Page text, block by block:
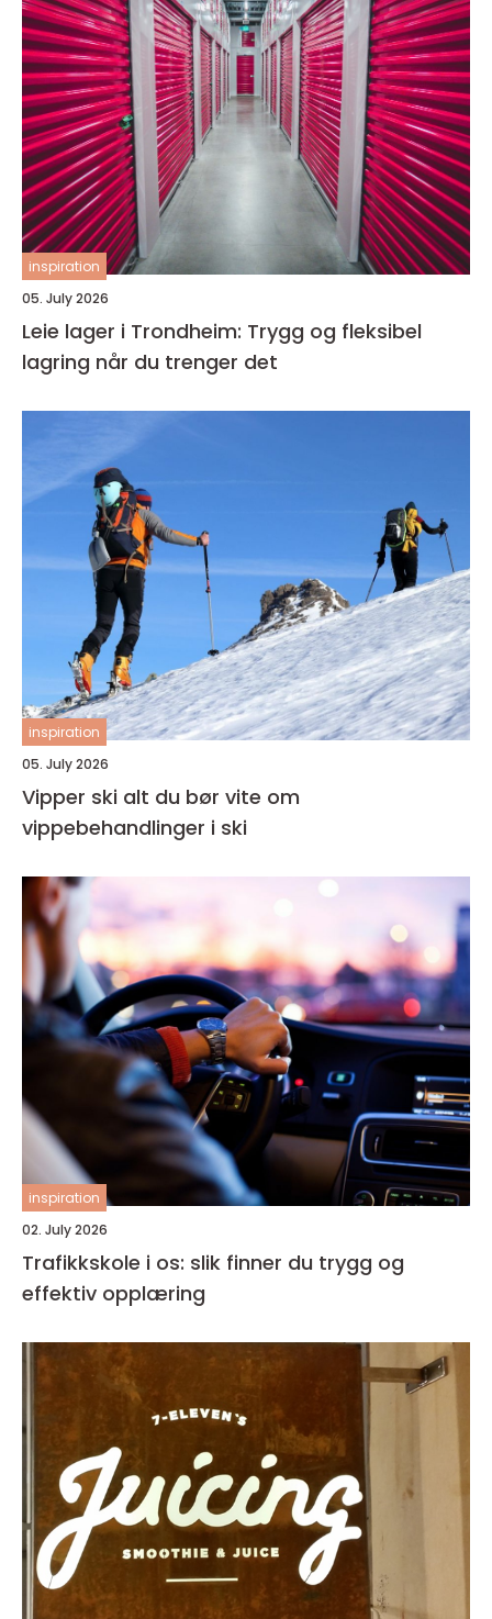
inspiration
05. July 2026
Leie lager i Trondheim: Trygg og fleksibel
lagring når du trenger det
inspiration
05. July 2026
Vipper ski alt du bør vite om
vippebehandlinger i ski
inspiration
02. July 2026
Trafikkskole i os: slik finner du trygg og
effektiv opplæring